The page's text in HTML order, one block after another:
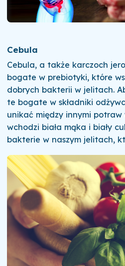
Cebula
Cebula, a także karczoch
bogate w prebiotyki, które
dobrych bakterii w jelitach.
te bogate w składniki
unikać między innymi potraw
wchodzi biała mąka i biały
bakterie w naszym jelitach,